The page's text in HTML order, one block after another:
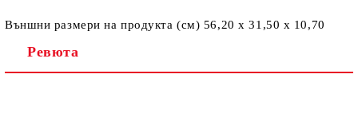
Външни размери на продукта (см) 56,20 x 31,50 x 10,70
Ревюта